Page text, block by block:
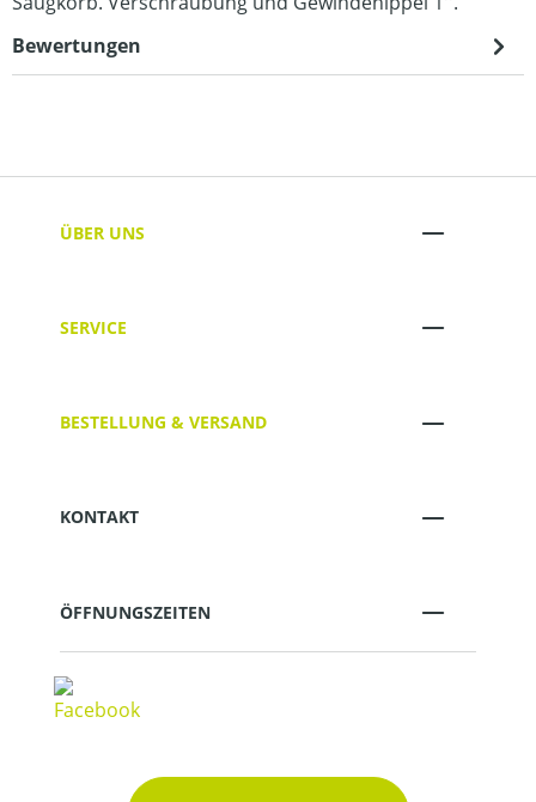
Bewertungen
ÜBER UNS
SERVICE
BESTELLUNG & VERSAND
KONTAKT
ÖFFNUNGSZEITEN